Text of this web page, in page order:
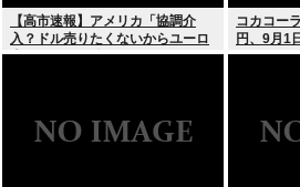
【高市速報】アメリカ「協調介
入？ドル売りたくないからユーロ
売るわ」EU激怒www
コカコー
円、9月1
ソリンよ